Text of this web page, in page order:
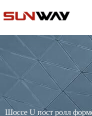
Шоссе U пост ролл